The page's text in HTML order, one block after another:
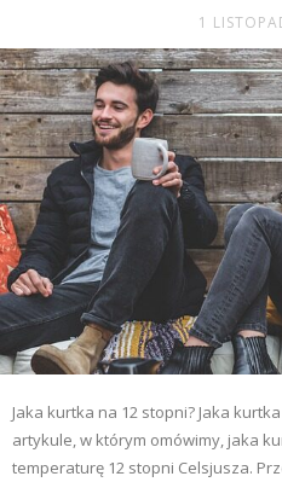
1
Jaka kurtka na 12 stopni? Jaka
artykule, w którym omówimy, jaka
temperaturę 12 stopni Celsjusza.